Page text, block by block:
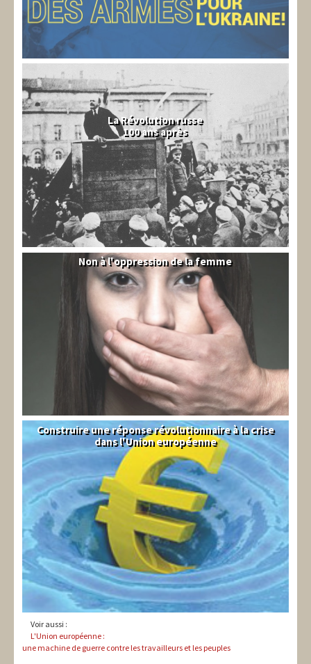
La Révolution russe
100 ans après
Syrie
Non à l'oppression de la femme
Syndical
Construire une réponse révolutionnaire à la crise
dans l'Union européenne
Voir aussi :
L'Union européenne :
une machine de guerre contre les travailleurs et les peuples